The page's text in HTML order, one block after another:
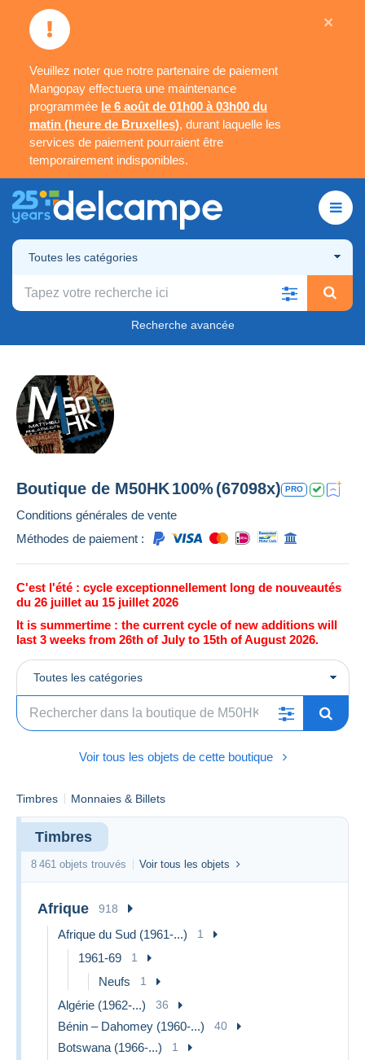
Veuillez noter que notre partenaire de paiement
Mangopay effectuera une maintenance
programmée le 6 août de 01h00 à 03h00 du
matin (heure de Bruxelles), durant laquelle les
services de paiement pourraient être
temporairement indisponibles.
×
Toutes les catégories
Recherche avancée
Boutique de M50HK100%(67098x) PRO
Conditions générales de vente
Méthodes de paiement :
C'est l'été : cycle exceptionnellement long de nouveautés
du 26 juillet au 15 juillet 2026
It is summertime : the current cycle of new additions will
last 3 weeks from 26th of July to 15th of August 2026.
Toutes les catégories
Voir tous les objets de cette boutique
Timbres Monnaies & Billets
Timbres
8 461 objets trouvés Voir tous les objets
Afrique 918
Afrique du Sud (1961-...) 1
1961-69 1
Neufs 1
Algérie (1962-...) 36
Bénin – Dahomey (1960-...) 40
Botswana (1966-...) 1